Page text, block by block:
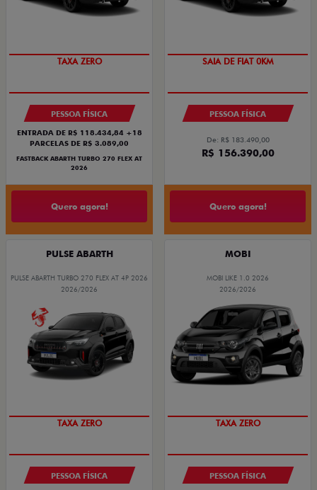
TAXA ZERO
PESSOA FÍSICA
ENTRADA DE R$ 118.434,84 +18
PARCELAS DE R$ 3.089,00
FASTBACK ABARTH TURBO 270 FLEX AT
2026
Quero agora!
SAIA DE FIAT 0KM
PESSOA FÍSICA
De: R$ 183.490,00
R$ 156.390,00
Quero agora!
PULSE ABARTH
PULSE ABARTH TURBO 270 FLEX AT 4P 2026
2026/2026
TAXA ZERO
PESSOA FÍSICA
MOBI
MOBI LIKE 1.0 2026
2026/2026
TAXA ZERO
PESSOA FÍSICA